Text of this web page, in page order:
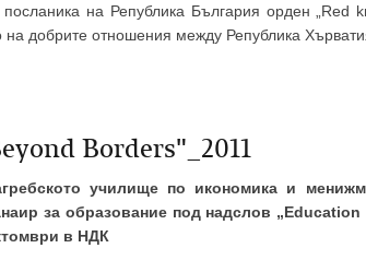
на Република България орден „Red
на добрите отношения между Република
Borders"_2011
училище по икономика и
за образование под надслов
в НДК